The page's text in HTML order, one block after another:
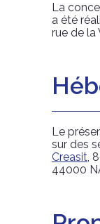
La
a été
rue de la
Le
sur des
Creasit,
44000